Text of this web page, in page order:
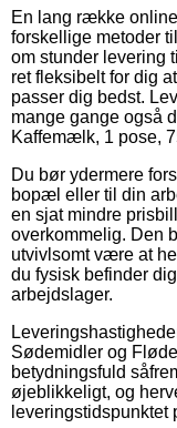
En lang række
forskellige metoder
om stunder levering
ret fleksibelt for dig
passer dig bedst.
mange gange også
Kaffemælk, 1 pose,
Du bør ydermere
bopæl eller til din
en sjat mindre
overkommelig. Den
utvivlsomt være at
du fysisk befinder
arbejdslager.
Sødemidler og
betydningsfuld
øjeblikkeligt, og